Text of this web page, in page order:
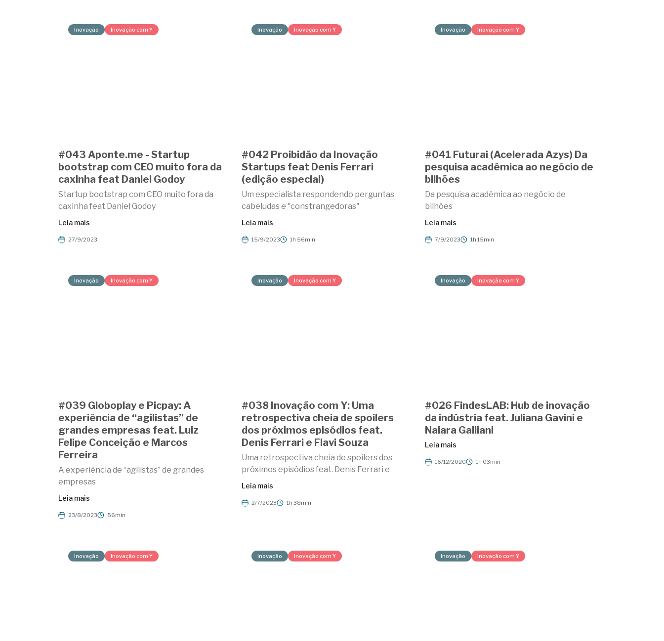
Inovação Inovação com Y
#043 Aponte.me - Startup
bootstrap com CEO muito fora da
caxinha feat Daniel Godoy
Startup bootstrap com CEO muito fora da
caxinha feat Daniel Godoy
Leia mais
27/9/2023
Inovação Inovação com Y
#042 Proibidão da Inovação
Startups feat Denis Ferrari
(edição especial)
Um especialista respondendo perguntas
cabeludas e "constrangedoras"
Leia mais
15/9/2023 1h 56min
Inovação Inovação com Y
#041 Futurai (Acelerada Azys) Da
pesquisa acadêmica ao negócio de
bilhões
Da pesquisa acadêmica ao negócio de
bilhões
Leia mais
7/9/2023 1h 15min
Inovação Inovação com Y
#039 Globoplay e Picpay: A
experiência de “agilistas” de
grandes empresas feat. Luiz
Felipe Conceição e Marcos
Ferreira
A experiência de “agilistas” de grandes
empresas
Leia mais
23/8/2023 56min
Inovação Inovação com Y
#038 Inovação com Y: Uma
retrospectiva cheia de spoilers
dos próximos episódios feat.
Denis Ferrari e Flavi Souza
Uma retrospectiva cheia de spoilers dos
próximos episódios feat. Denis Ferrari e
Leia mais
2/7/2023 1h 38min
Inovação Inovação com Y
#026 FindesLAB: Hub de inovação
da indústria feat. Juliana Gavini e
Naiara Galliani
Leia mais
16/12/2020 1h 03min
Inovação Inovação com Y Inovação Inovação com Y Inovação Inovação com Y